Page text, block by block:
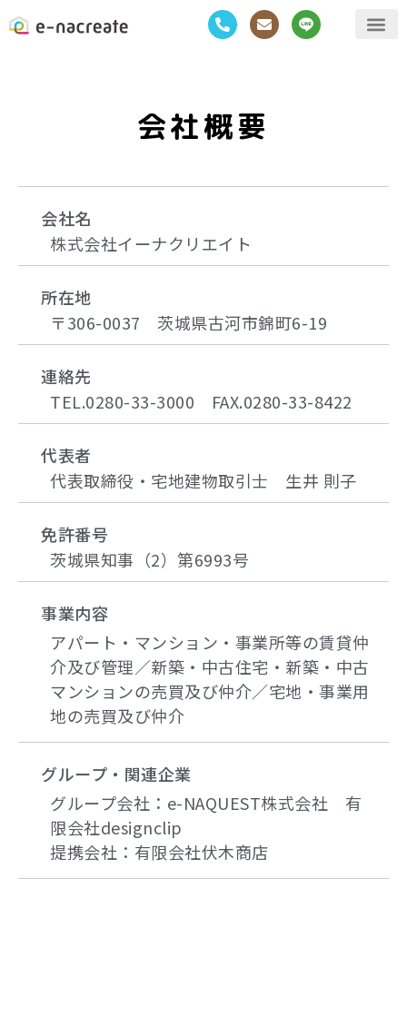
会社概要
会社名
株式会社イーナクリエイト
所在地
〒306-0037 茨城県古河市錦町6-19
連絡先
TEL.0280-33-3000 FAX.0280-33-8422
代表者
代表取締役・宅地建物取引士 生井 則子
免許番号
茨城県知事（2）第6993号
事業内容
アパート・マンション・事業所等の賃貸仲
介及び管理／新築・中古住宅・新築・中古
マンションの売買及び仲介／宅地・事業用
地の売買及び仲介
グループ・関連企業
グループ会社：e-NAQUEST株式会社 有
限会社designclip
提携会社：有限会社伏木商店